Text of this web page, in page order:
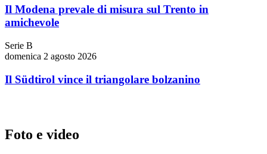
Il Modena prevale di misura sul Trento in
amichevole
Serie B
domenica 2 agosto 2026
Il Südtirol vince il triangolare bolzanino
Foto e video